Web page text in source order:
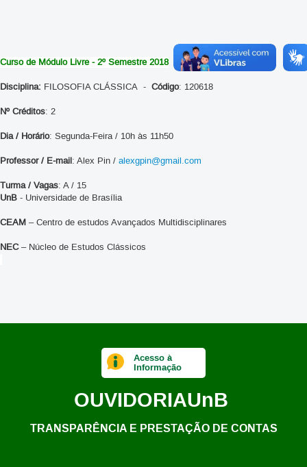
Curso de Módulo Livre - 2º Semestre 2018
Disciplina: FILOSOFIA CLÁSSICA - Código: 120618
Nº Créditos: 2
Dia / Horário: Segunda-Feira / 10h às 11h50
Professor / E-mail: Alex Pin / alexgpin@gmail.com
Turma / Vagas: A / 15
UnB - Universidade de Brasília
CEAM – Centro de estudos Avançados Multidisciplinares
NEC– Núcleo de Estudos Clássicos
Acesso à
Informação
OUVIDORIAUnB
TRANSPARÊNCIA E PRESTAÇÃO DE CONTAS